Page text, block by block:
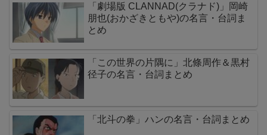
「劇場版 CLANNAD(クラナド)」岡崎
朋也(おかざきともや)の名言・台詞ま
とめ
「この世界の片隅に」北條周作＆黒村
径子の名言・台詞まとめ
「北斗の拳」ハンの名言・台詞まとめ